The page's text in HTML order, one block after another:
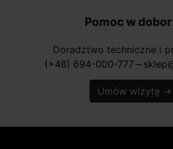
Pomoc w
Doradztwo techniczne i
(+48) 694-000-777 horizontal_rule
Umów wizytę →